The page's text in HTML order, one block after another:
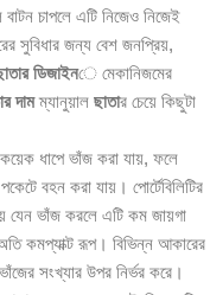
চাপলে এটি নিজেও নিজেই
সুবিধার জন্য বেশ জনপ্রিয়,
ডিজাইনে মেকানিজমের
দামম্যানুয়াল ছাতার চেয়ে কিছুটা
ধাপে ভাঁজ করা যায়, ফলে
বহন করা যায়। পোর্টেবিলিটির
ভাঁজ করলে এটি কম জায়গা
কমপ্যাক্ট রূপ। বিভিন্ন আকারের
সংখ্যার উপর নির্ভর করে।